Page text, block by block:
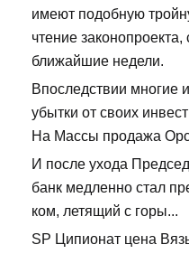
имеют подобную
чтение законопроекта,
ближайшие недели.
Впоследствии многие
убытки от своих
На Массы продажа
И после ухода
банк медленно стал
ком, летящий с горы...
SP Ципионат цена